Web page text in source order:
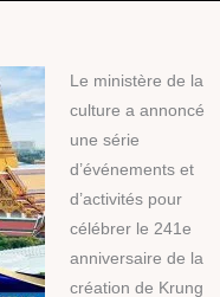
Le ministère de la
culture a annoncé
une série
d’événements et
d’activités pour
célébrer le 241e
anniversaire de la
création de Krung